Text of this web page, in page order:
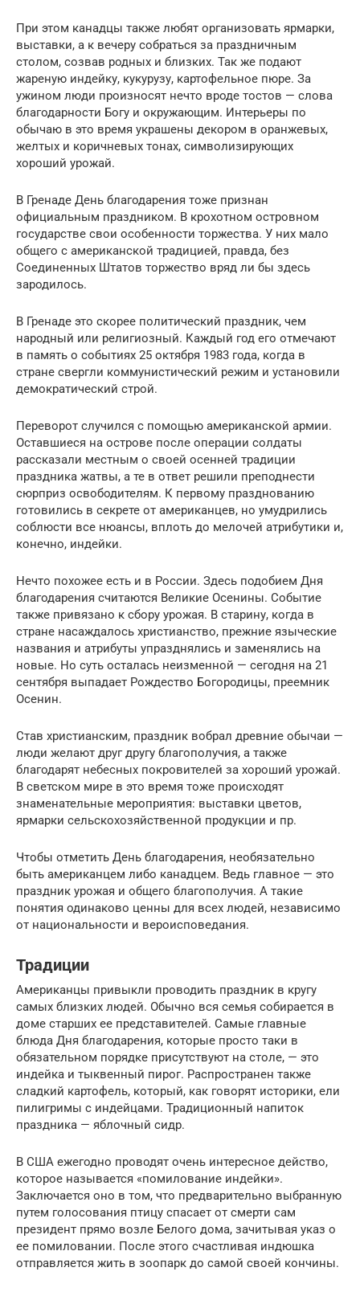
При этом канадцы также любят организовать ярмарки,
выставки, а к вечеру собраться за праздничным
столом, созвав родных и близких. Так же подают
жареную индейку, кукурузу, картофельное пюре. За
ужином люди произносят нечто вроде тостов — слова
благодарности Богу и окружающим. Интерьеры по
обычаю в это время украшены декором в оранжевых,
желтых и коричневых тонах, символизирующих
хороший урожай.
В Гренаде День благодарения тоже признан
официальным праздником. В крохотном островном
государстве свои особенности торжества. У них мало
общего с американской традицией, правда, без
Соединенных Штатов торжество вряд ли бы здесь
зародилось.
В Гренаде это скорее политический праздник, чем
народный или религиозный. Каждый год его отмечают
в память о событиях 25 октября 1983 года, когда в
стране свергли коммунистический режим и установили
демократический строй.
Переворот случился с помощью американской армии.
Оставшиеся на острове после операции солдаты
рассказали местным о своей осенней традиции
праздника жатвы, а те в ответ решили преподнести
сюрприз освободителям. К первому празднованию
готовились в секрете от американцев, но умудрились
соблюсти все нюансы, вплоть до мелочей атрибутики и,
конечно, индейки.
Нечто похожее есть и в России. Здесь подобием Дня
благодарения считаются Великие Осенины. Событие
также привязано к сбору урожая. В старину, когда в
стране насаждалось христианство, прежние языческие
названия и атрибуты упразднялись и заменялись на
новые. Но суть осталась неизменной — сегодня на 21
сентября выпадает Рождество Богородицы, преемник
Осенин.
Став христианским, праздник вобрал древние обычаи —
люди желают друг другу благополучия, а также
благодарят небесных покровителей за хороший урожай.
В светском мире в это время тоже происходят
знаменательные мероприятия: выставки цветов,
ярмарки сельскохозяйственной продукции и пр.
Чтобы отметить День благодарения, необязательно
быть американцем либо канадцем. Ведь главное — это
праздник урожая и общего благополучия. А такие
понятия одинаково ценны для всех людей, независимо
от национальности и вероисповедания.
Традиции
Американцы привыкли проводить праздник в кругу
самых близких людей. Обычно вся семья собирается в
доме старших ее представителей. Самые главные
блюда Дня благодарения, которые просто таки в
обязательном порядке присутствуют на столе, — это
индейка и тыквенный пирог. Распространен также
сладкий картофель, который, как говорят историки, ели
пилигримы с индейцами. Традиционный напиток
праздника — яблочный сидр.
В США ежегодно проводят очень интересное действо,
которое называется «помилование индейки».
Заключается оно в том, что предварительно выбранную
путем голосования птицу спасает от смерти сам
президент прямо возле Белого дома, зачитывая указ о
ее помиловании. После этого счастливая индюшка
отправляется жить в зоопарк до самой своей кончины.